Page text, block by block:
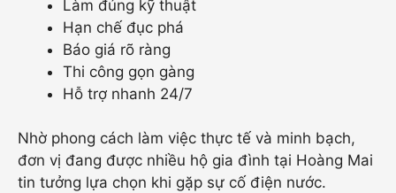
Làm đúng kỹ thuật
Hạn chế đục phá
Báo giá rõ ràng
Thi công gọn gàng
Hỗ trợ nhanh 24/7
Nhờ phong cách làm việc thực tế và minh bạch,
đơn vị đang được nhiều hộ gia đình tại Hoàng Mai
tin tưởng lựa chọn khi gặp sự cố điện nước.